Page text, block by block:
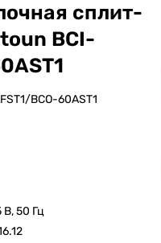
сплит-
BCI-
BCO-60AST1
В, 50 Гц